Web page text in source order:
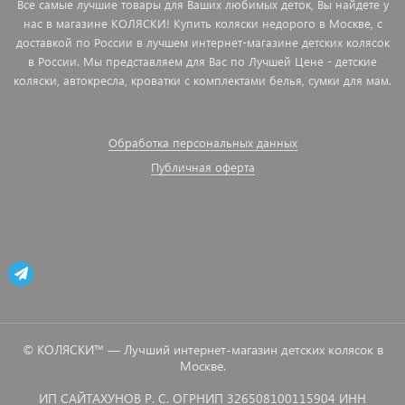
Все самые лучшие товары для Ваших любимых деток, Вы найдете у
нас в магазине КОЛЯСКИ! Купить коляски недорого в Москве, с
доставкой по России в лучшем интернет-магазине детских колясок
в России. Мы представляем для Вас по Лучшей Цене - детские
коляски, автокресла, кроватки с комплектами белья, сумки для мам.
Обработка персональных данных
Публичная оферта
© КОЛЯСКИ™ — Лучший интернет-магазин детских колясок в
Москве.
ИП САЙТАХУНОВ Р. С. ОГРНИП 326508100115904 ИНН